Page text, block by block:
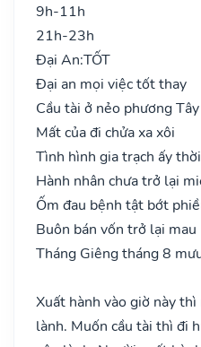
9h-11h
21h-23h
Đại An:TỐT
Đại an mọi việc tốt thay
Cầu tài ở nẻo phương
Mất của đi chửa xa xôi
Tình hình gia trạch ấy
Hành nhân chưa trở lại
Ốm đau bệnh tật bớt
Buôn bán vốn trở lại mau
Tháng Giêng tháng 8
Xuất hành vào giờ này
lành. Muốn cầu tài thì đi